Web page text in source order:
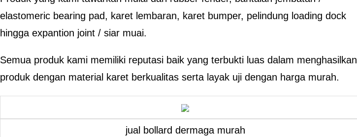
elastomeric bearing pad, karet lembaran, karet bumper, pelindung loading dock
hingga expantion joint / siar muai.
Semua produk kami memiliki reputasi baik yang terbukti luas dalam menghasilkan
produk dengan material karet berkualitas serta layak uji dengan harga murah.
jual bollard dermaga murah